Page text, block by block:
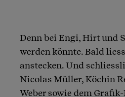
Denn bei Engi, Hirt und
werden könnte. Bald
anstecken. Und
Nicolas Müller, Köchin
Weber sowie dem